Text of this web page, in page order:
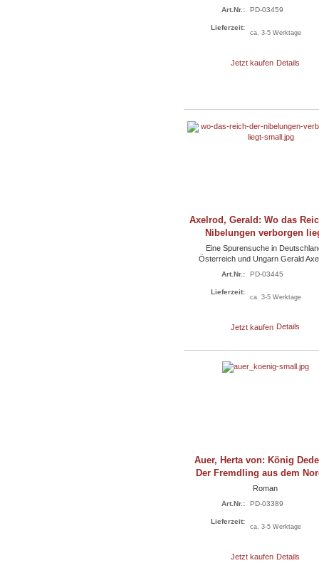
Art.Nr.: PD-03459
Lieferzeit:
ca. 3-5 Werktage
Jetzt kaufen Details
Axelrod, Gerald: Wo das
Nibelungen verborgen
Eine Spurensuche in
Österreich und Ungarn Gerald
Art.Nr.: PD-03445
Lieferzeit:
ca. 3-5 Werktage
Jetzt kaufen Details
Auer, Herta von: König
Der Fremdling aus dem
Roman
Art.Nr.: PD-03389
Lieferzeit:
ca. 3-5 Werktage
Jetzt kaufen Details